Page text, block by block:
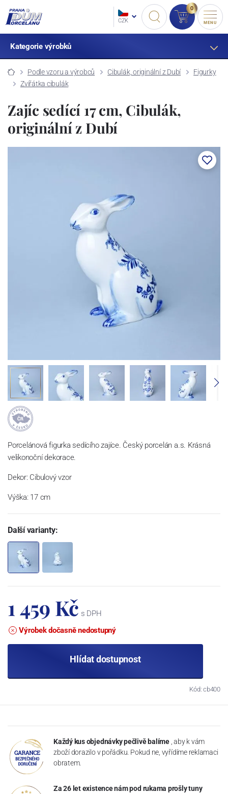
CZK
0
MENU
Kategorie výrobků
Podle vzoru a výrobců Cibulák, originální z Dubí
Figurky
Zvířátka cibulák
Zajíc sedící 17 cm, Cibulák,
originální z Dubí
Porcelánová figurka sedícího zajíce. Český porcelán a.s. Krásná
velikonoční dekorace.
Dekor: Cibulový vzor
Výška: 17 cm
Další varianty:
1 459 Kč s DPH
Výrobek dočasně nedostupný
Hlídat dostupnost
Kód: cb400
Každý kus objednávky pečlivě balíme , aby k vám
zboží dorazilo v pořádku. Pokud ne, vyřídíme reklamaci
obratem.
Za 26 let existence nám pod rukama prošly tuny